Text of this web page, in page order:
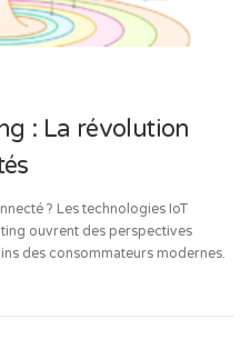
: La révolution
? Les technologies IoT
ouvrent des perspectives
des consommateurs modernes.